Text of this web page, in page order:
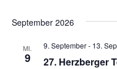
September 2026
MI.
9 27. Herzberger
9. September- 13.